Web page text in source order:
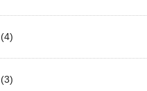
(4)
(3)